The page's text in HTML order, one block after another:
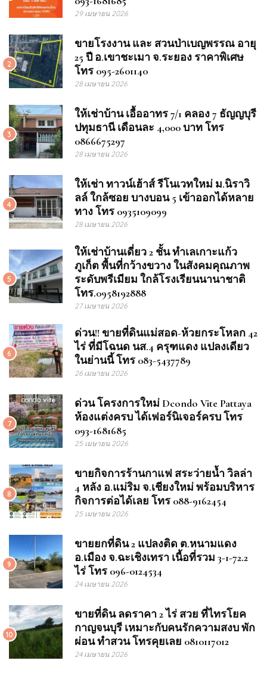
29 เมษายน 2026
2
ขายโรงงาน และ สวนป่าเบญพรรณ อายุ
25 ปี อ.เขาชะเมา จ.ระยอง ราคาพิเศษ
โทร 095-2601140
28 เมษายน 2026
3
ให้เช่าบ้าน เอื้ออาทร 7/1 คลอง 7 ธัญญบุรี
ปทุมธานี เดือนละ 4,000 บาท โทร
0866675297
28 เมษายน 2026
4
ให้เช่า ทาวน์เฮ้าส์ รีโนเวทใหม่ ม.นิราวิ
ลล์ ใกล้ซอย บางบอน 5 เข้าออกได้หลาย
ทาง โทร 0935109099
28 เมษายน 2026
5
ให้เช่าบ้านเดี่ยว 2 ชั้น ทำเลเกาะแก้ว
ภูเก็ต พื้นที่กว้างขวาง ในสังคมคุณภาพ
ระดับพรีเมียม ใกล้โรงเรียนนานาชาติ
โทร.0958192888
27 เมษายน 2026
6
ด่วน!! ขายที่ดินแม่สอด-ห้วยกระโหลก 42
ไร่ ที่มีโฉนด นส.4 ครุฑแดง แปลงเดียว
ในย่านนี้ โทร 083-5437789
26 เมษายน 2026
7
ด่วน โครงการใหม่ Dcondo Vite Pattaya
ห้องแต่งครบ ได้เฟอร์นิเจอร์ครบ โทร
093-1681685
25 เมษายน 2026
8
ขายกิจการร้านกาแฟ สระว่ายน้ำ วิลล่า
4 หลัง อ.แม่ริม จ.เชียงใหม่ พร้อมบริหาร
กิจการต่อได้เลย โทร 088-9162454
25 เมษายน 2026
9
ขายยกที่ดิน 2 แปลงติด ต.หนามแดง
อ.เมือง จ.ฉะเชิงเทรา เนื้อที่รวม 3-1-72.2
ไร่ โทร 096-0124534
24 เมษายน 2026
10
ขายที่ดิน ลดราคา 2 ไร่ สวย ที่ไทรโยค
กาญจนบุรี เหมาะกับคนรักความสงบ พัก
ผ่อน ทำสวน โทรคุยเลย 0810117012
24 เมษายน 2026